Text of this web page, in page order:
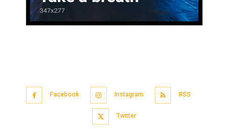
Facebook Instagram RSS
Twitter